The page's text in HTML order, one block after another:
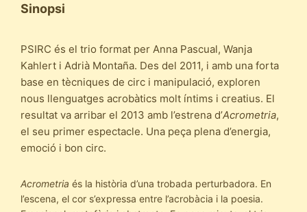
Sinopsi
PSIRC és el trio format per Anna Pascual, Wanja
Kahlert i Adrià Montaña. Des del 2011, i amb una forta
base en tècniques de circ i manipulació, exploren
nous llenguatges acrobàtics molt íntims i creatius. El
resultat va arribar el 2013 amb l’estrena d’Acrometria,
el seu primer espectacle. Una peça plena d’energia,
emoció i bon circ.
Acrometriaés la història d’una trobada perturbadora. En
l’escena, el cor s’expressa entre l’acrobàcia i la poesia.